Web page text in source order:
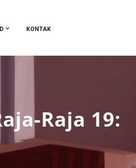
KONTAK
Raja 19: